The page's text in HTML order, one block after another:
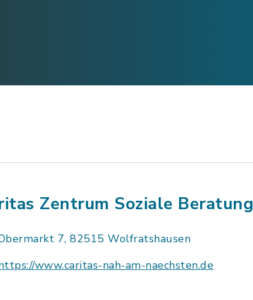
Zentrum Soziale Beratung
7, 82515 Wolfratshausen
www.caritas-nah-am-naechsten.de